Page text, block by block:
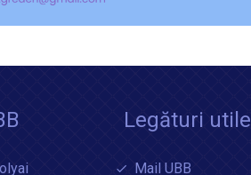
Legături utile
Mail UBB